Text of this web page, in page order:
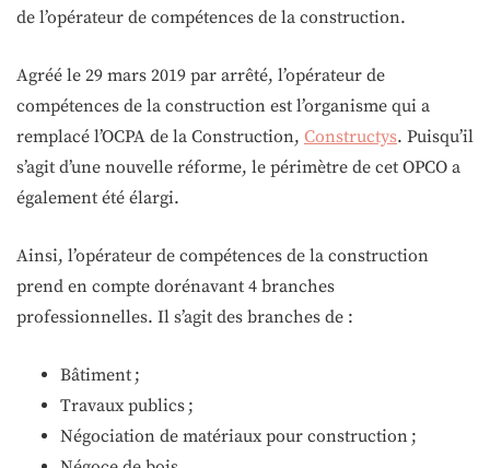
de l’opérateur de compétences de la construction.
Agréé le 29 mars 2019 par arrêté, l’opérateur de
compétences de la construction est l’organisme qui a
remplacé l’OCPA de la Construction, Constructys. Puisqu’il
s’agit d’une nouvelle réforme, le périmètre de cet OPCO a
également été élargi.
Ainsi, l’opérateur de compétences de la construction
prend en compte dorénavant 4 branches
professionnelles. Il s’agit des branches de :
Bâtiment ;
Travaux publics ;
Négociation de matériaux pour construction ;